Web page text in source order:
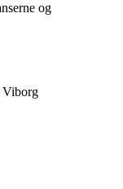
og
Viborg